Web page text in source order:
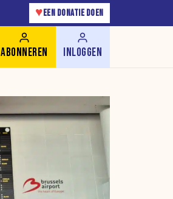
♥ EEN DONATIE DOEN
ABONNEREN INLOGGEN